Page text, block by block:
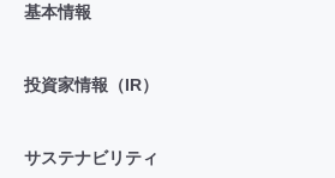
基本情報
投資家情報（IR）
サステナビリティ